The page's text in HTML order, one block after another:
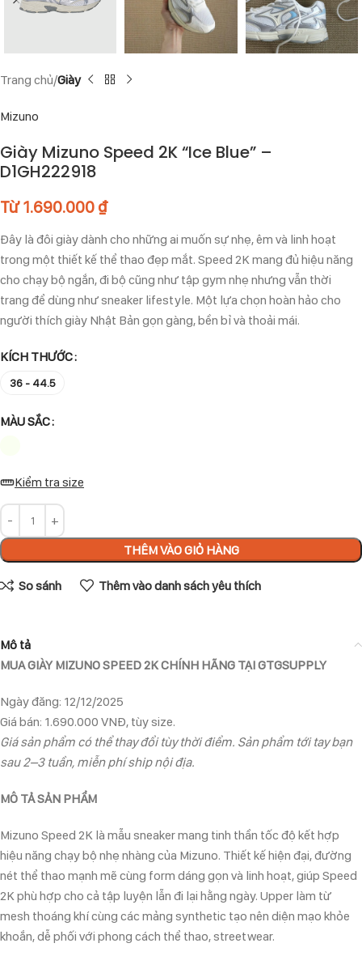
Trang chủ Giày
Mizuno
Giày Mizuno Speed 2K “Ice Blue” –
D1GH222918
Từ1.690.000 ₫
Đây là đôi giày dành cho những ai muốn sự nhẹ, êm và linh hoạt
trong một thiết kế thể thao đẹp mắt. Speed 2K mang đủ hiệu năng
cho chạy bộ ngắn, đi bộ cũng như tập gym nhẹ nhưng vẫn thời
trang để dùng như sneaker lifestyle. Một lựa chọn hoàn hảo cho
người thích giày Nhật Bản gọn gàng, bền bỉ và thoải mái.
KÍCH THƯỚC
36 - 44.5
MÀU SẮC
Kiểm tra size
THÊM VÀO GIỎ HÀNG
So sánh Thêm vào danh sách yêu thích
Mô tả
MUA GIÀY MIZUNO SPEED 2K CHÍNH HÃNG TẠI GTGSUPPLY
Ngày đăng: 12/12/2025
Giá bán: 1.690.000 VNĐ, tùy size.
Giá sản phẩm có thể thay đổi tùy thời điểm. Sản phẩm tới tay bạn
sau 2–3 tuần, miễn phí ship nội địa.
MÔ TẢ SẢN PHẨM
Mizuno Speed 2K là mẫu sneaker mang tinh thần tốc độ kết hợp
hiệu năng chạy bộ nhẹ nhàng của Mizuno. Thiết kế hiện đại, đường
nét thể thao mạnh mẽ cùng form dáng gọn và linh hoạt, giúp Speed
2K phù hợp cho cả tập luyện lẫn đi lại hằng ngày. Upper làm từ
mesh thoáng khí cùng các mảng synthetic tạo nên diện mạo khỏe
khoắn, dễ phối với phong cách thể thao, streetwear.